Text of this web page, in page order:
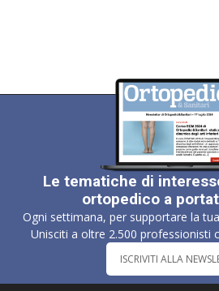
Le tematiche di
ortopedico a
Ogni settimana, per supportare la
Unisciti a oltre 2.500 professionisti
ISCRIVITI ALLA